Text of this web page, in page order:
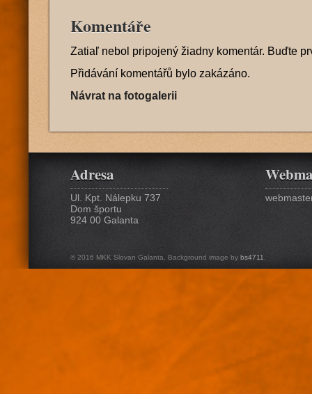
Komentáře
Zatiaľ nebol pripojený žiadny komentár. Buďte
Přidávání komentářů bylo zakázáno.
Návrat na fotogalerii
Adresa
Ul. Kpt. Nálepku 737
Dom športu
924 00 Galanta
© 2016 MKK Slovan Galanta. Background image by bs4711